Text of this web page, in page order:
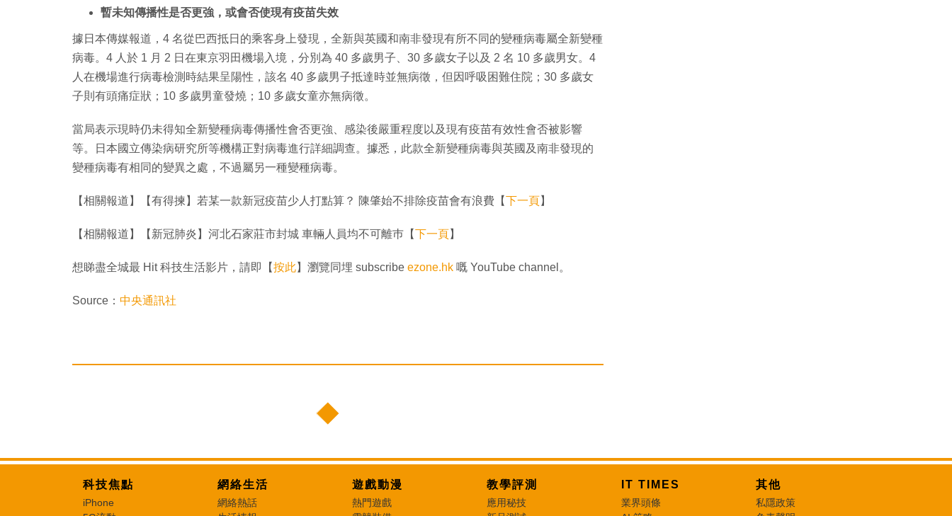
暫未知傳播性是否更強，或會否使現有疫苗失效
據日本傳媒報道，4 名從巴西抵日的乘客身上發現，全新與英國和南非發現有所不同的變種病毒屬全新變種
病毒。4 人於 1 月 2 日在東京羽田機場入境，分別為 40 多歲男子、30 多歲女子以及 2 名 10 多歲男女。4
人在機場進行病毒檢測時結果呈陽性，該名 40 多歲男子抵達時並無病徵，但因呼吸困難住院；30 多歲女
子則有頭痛症狀；10 多歲男童發燒；10 多歲女童亦無病徵。
當局表示現時仍未得知全新變種病毒傳播性會否更強、感染後嚴重程度以及現有疫苗有效性會否被影響
等。日本國立傳染病研究所等機構正對病毒進行詳細調查。據悉，此款全新變種病毒與英國及南非發現的
變種病毒有相同的變異之處，不過屬另一種變種病毒。
【相關報道】【有得揀】若某一款新冠疫苗少人打點算？ 陳肇始不排除疫苗會有浪費【下一頁】
【相關報道】【新冠肺炎】河北石家莊市封城 車輛人員均不可離巿【下一頁】
想睇盡全城最 Hit 科技生活影片，請即【按此】瀏覽同埋 subscribe ezone.hk 嘅 YouTube channel。
Source： 中央通訊社
科技焦點
iPhone
網絡生活
網絡熱話
遊戲動漫
熱門遊戲
教學評測
應用秘技
IT TIMES
業界頭條
其他
私隱政策